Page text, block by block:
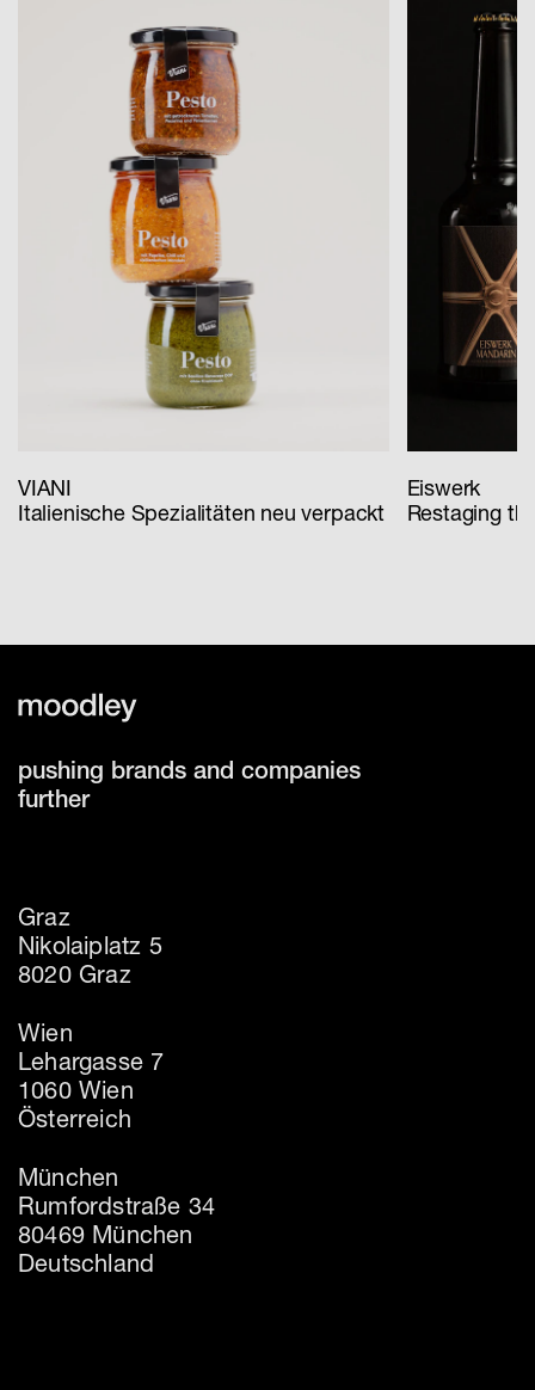
VIANI
Italienische Spezialitäten neu verpackt
Eiswerk
Restaging
pushing brands and companies
further
Graz
Nikolaiplatz 5
8020 Graz
Wien
Lehargasse 7
1060 Wien
Österreich
München
Rumfordstraße 34
80469 München
Deutschland